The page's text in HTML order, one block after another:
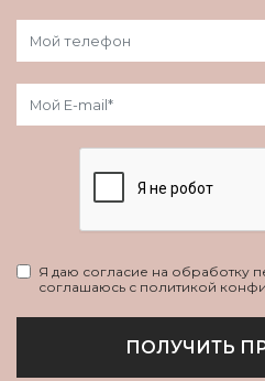
Я даю согласие на обработку
соглашаюсь с политикой